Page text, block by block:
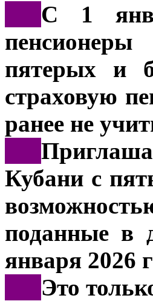
С 1
пятерых и
страховую
ранее не
Кубани с
поданные в
января 2026
Это